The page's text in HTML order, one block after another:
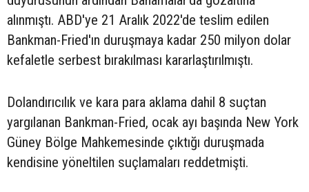
alınmıştı. ABD'ye 21 Aralık 2022'de teslim edilen
Bankman-Fried'ın duruşmaya kadar 250 milyon dolar
kefaletle serbest bırakılması kararlaştırılmıştı.
Dolandırıcılık ve kara para aklama dahil 8 suçtan
yargılanan Bankman-Fried, ocak ayı başında New York
Güney Bölge Mahkemesinde çıktığı duruşmada
kendisine yöneltilen suçlamaları reddetmişti.